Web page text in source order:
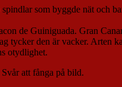
som byggde nät och
tycker den är vacker. Arten
otydlighet.
att fånga på bild.